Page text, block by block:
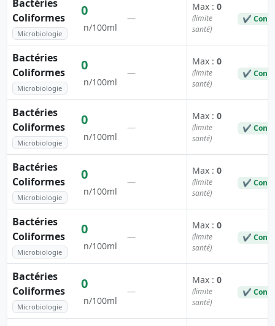
Bactéries
Coliformes
Microbiologie
0
n/100ml
—
Max : 0
(limite
santé)
✔
Bactéries
Coliformes
Microbiologie
0
n/100ml
—
Max : 0
(limite
santé)
✔
Bactéries
Coliformes
Microbiologie
0
n/100ml
—
Max : 0
(limite
santé)
✔
Bactéries
Coliformes
Microbiologie
0
n/100ml
—
Max : 0
(limite
santé)
✔
Bactéries
Coliformes
Microbiologie
0
n/100ml
—
Max : 0
(limite
santé)
✔
Bactéries
Coliformes
Microbiologie
0
n/100ml
—
Max : 0
(limite
santé)
✔